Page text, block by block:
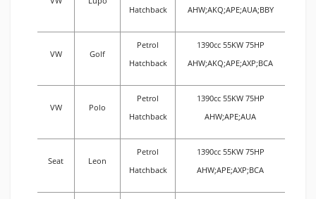
Hatchback
AHW;AKQ;APE;AUA;BBY
VW Golf
Petrol
Hatchback
1390cc 55KW 75HP
AHW;AKQ;APE;AXP;BCA
VW Polo
Petrol
Hatchback
1390cc 55KW 75HP
AHW;APE;AUA
Seat Leon
Petrol
Hatchback
1390cc 55KW 75HP
AHW;APE;AXP;BCA